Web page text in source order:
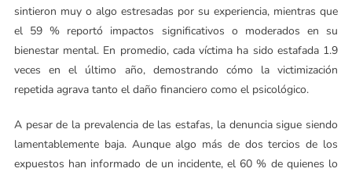
sintieron muy o algo estresadas por su experiencia, mientras que
el 59 % reportó impactos significativos o moderados en su
bienestar mental. En promedio, cada víctima ha sido estafada 1.9
veces en el último año, demostrando cómo la victimización
repetida agrava tanto el daño financiero como el psicológico.
A pesar de la prevalencia de las estafas, la denuncia sigue siendo
lamentablemente baja. Aunque algo más de dos tercios de los
expuestos han informado de un incidente, el 60 % de quienes lo